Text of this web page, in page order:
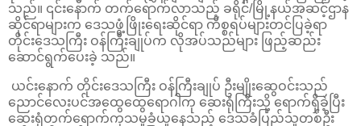
သည်။ ၎င်းနောက် တက်ရောက်လာသည့် ခရိုင်/မြို့နယ်အဆင့်ဌာန
ဆိုင်ရာများက ဒေသဖွံ့ဖြိုးရေးဆိုင်ရာ ကိစ္စရပ်များတင်ပြခဲ့ရာ
တိုင်းဒေသကြီး ဝန်ကြီးချုပ်က လိုအပ်သည်များ ဖြည့်ဆည်း
ဆောင်ရွက်ပေးခဲ့ သည်။
ယင်းနောက် တိုင်းဒေသကြီး ဝန်ကြီးချုပ် ဦးမျိုးဆွေဝင်းသည်
ညောင်လေးပင်အထွေထွေရောဂါကု ဆေးရုံကြီးသို့ ရောက်ရှိခဲ့ပြီး
ဆေးရုံတက်ရောက်ကုသမှုခံယူနေသည့် ဒေသခံပြည်သူတစ်ဦး